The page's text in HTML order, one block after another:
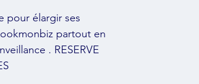
pour élargir ses
partout en
. RESERVE